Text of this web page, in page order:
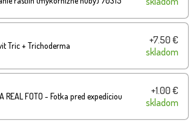
Tric + Trichoderma
+7.50 €
skladom
REAL FOTO - Fotka pred expedíciou
+1.00 €
skladom